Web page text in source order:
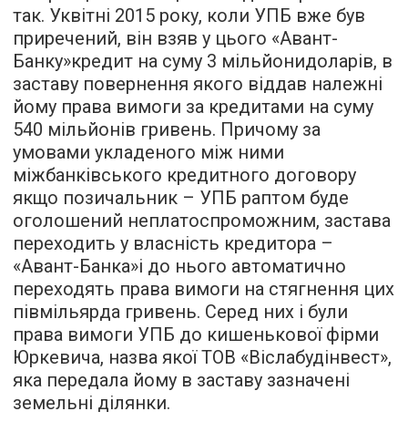
так. Уквітні 2015 року, коли УПБ вже був
приречений, він взяв у цього «Авант-
Банку»кредит на суму 3 мільйонидоларів, в
заставу повернення якого віддав належні
йому права вимоги за кредитами на суму
540 мільйонів гривень. Причому за
умовами укладеного між ними
міжбанківського кредитного договору
якщо позичальник – УПБ раптом буде
оголошений неплатоспроможним, застава
переходить у власність кредитора –
«Авант-Банка»і до нього автоматично
переходять права вимоги на стягнення цих
півмільярда гривень. Серед них і були
права вимоги УПБ до кишенькової фірми
Юркевича, назва якої ТОВ «Віслабудінвест»,
яка передала йому в заставу зазначені
земельні ділянки.